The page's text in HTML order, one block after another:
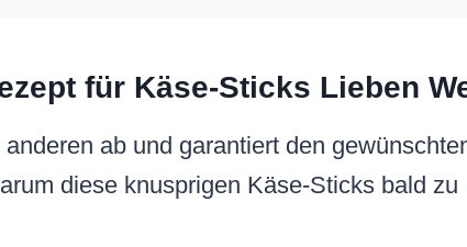
für Käse-Sticks Lieben
ab und garantiert den
diese knusprigen Käse-Sticks bald zu